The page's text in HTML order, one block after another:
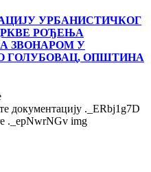
УРБАНИСТИЧКОГ
РОЂЕЊА
ЗВОНАРОМ У
ГОЛУБОВАЦ, ОПШТИНА
документацију ._ERbj1g7D
._epNwrNGv img